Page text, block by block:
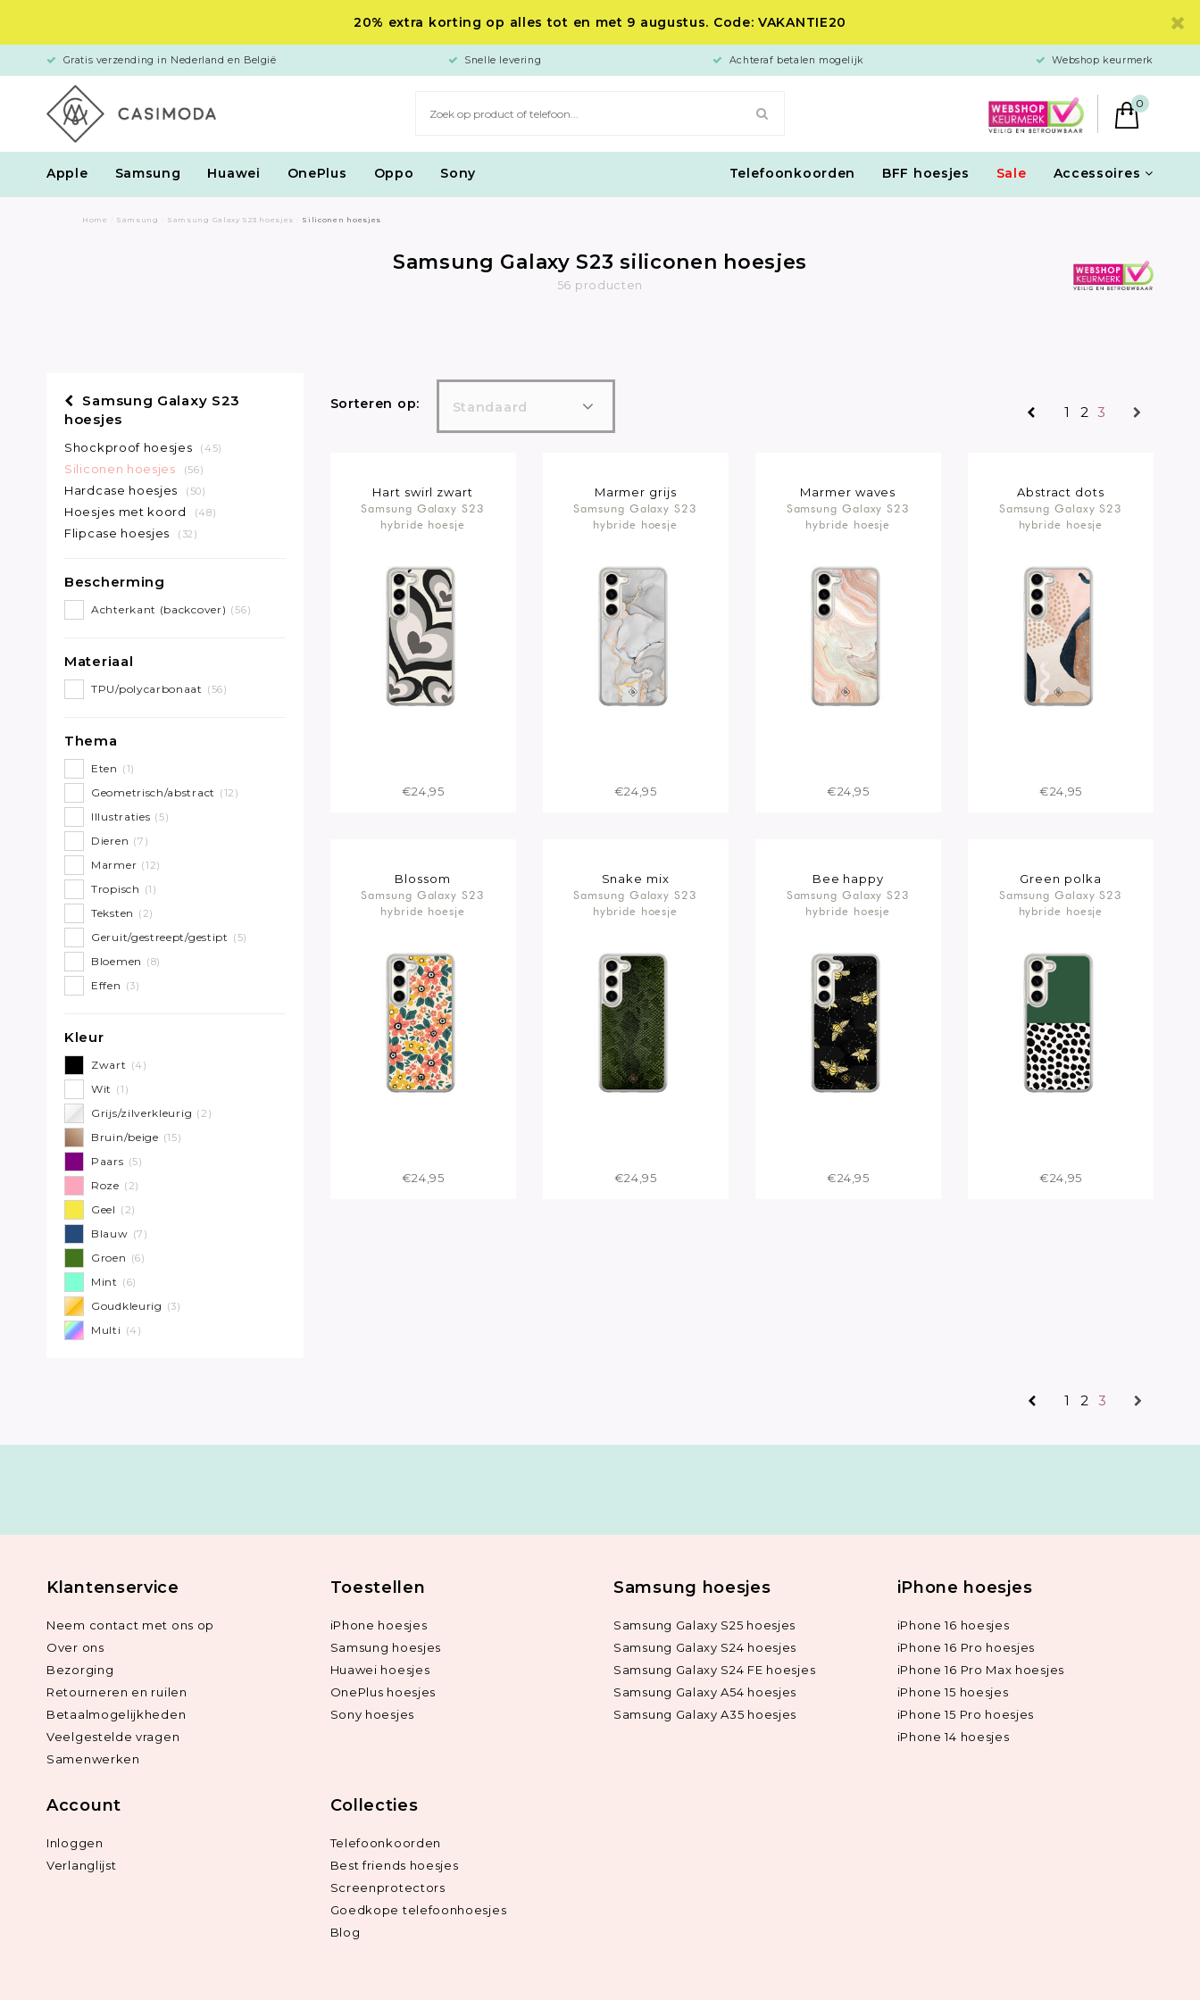
20% extra korting op alles tot en met 9 augustus. Code: VAKANTIE20
Gratis verzending in Nederland en België Snelle levering Achteraf betalen mogelijk Webshop keurmerk
0
Apple Samsung Huawei OnePlus Oppo Sony Telefoonkoorden BFF hoesjes Sale Accessoires
Home Samsung Samsung Galaxy S23 hoesjes Siliconen hoesjes
Samsung Galaxy S23 siliconen hoesjes
56 producten
Samsung Galaxy S23
hoesjes
Shockproof hoesjes (45)
Siliconen hoesjes (56)
Hardcase hoesjes (50)
Hoesjes met koord (48)
Flipcase hoesjes (32)
Bescherming
Achterkant (backcover) (56)
Materiaal
TPU/polycarbonaat (56)
Thema
Eten (1)
Geometrisch/abstract (12)
Illustraties (5)
Dieren (7)
Marmer (12)
Tropisch (1)
Teksten (2)
Geruit/gestreept/gestipt (5)
Bloemen (8)
Effen (3)
Kleur
Zwart (4)
Wit (1)
Grijs/zilverkleurig (2)
Bruin/beige (15)
Paars (5)
Roze (2)
Geel (2)
Blauw (7)
Groen (6)
Mint (6)
Goudkleurig (3)
Multi (4)
Sorteren op: Standaard 1 2 3
Hart swirl zwart
Samsung Galaxy S23
hybride hoesje
€24,95
Marmer grijs
Samsung Galaxy S23
hybride hoesje
€24,95
Marmer waves
Samsung Galaxy S23
hybride hoesje
€24,95
Abstract dots
Samsung Galaxy S23
hybride hoesje
€24,95
Blossom
Samsung Galaxy S23
hybride hoesje
€24,95
Snake mix
Samsung Galaxy S23
hybride hoesje
€24,95
Bee happy
Samsung Galaxy S23
hybride hoesje
€24,95
Green polka
Samsung Galaxy S23
hybride hoesje
€24,95
1 2 3
Klantenservice
Neem contact met ons op
Over ons
Bezorging
Retourneren en ruilen
Betaalmogelijkheden
Veelgestelde vragen
Samenwerken
Toestellen
iPhone hoesjes
Samsung hoesjes
Huawei hoesjes
OnePlus hoesjes
Sony hoesjes
Samsung hoesjes
Samsung Galaxy S25 hoesjes
Samsung Galaxy S24 hoesjes
Samsung Galaxy S24 FE hoesjes
Samsung Galaxy A54 hoesjes
Samsung Galaxy A35 hoesjes
iPhone hoesjes
iPhone 16 hoesjes
iPhone 16 Pro hoesjes
iPhone 16 Pro Max hoesjes
iPhone 15 hoesjes
iPhone 15 Pro hoesjes
iPhone 14 hoesjes
Account
Inloggen
Verlanglijst
Collecties
Telefoonkoorden
Best friends hoesjes
Screenprotectors
Goedkope telefoonhoesjes
Blog